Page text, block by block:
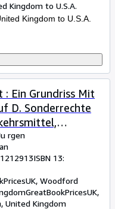
Kingdom to U.S.A.
Kingdom to U.S.A.
: Ein Grundriss Mit
D. Sonderrechte
U. Luftrecht -
rgen
ISBN 13:
Woodford
GreatBookPricesUK,
United Kingdom